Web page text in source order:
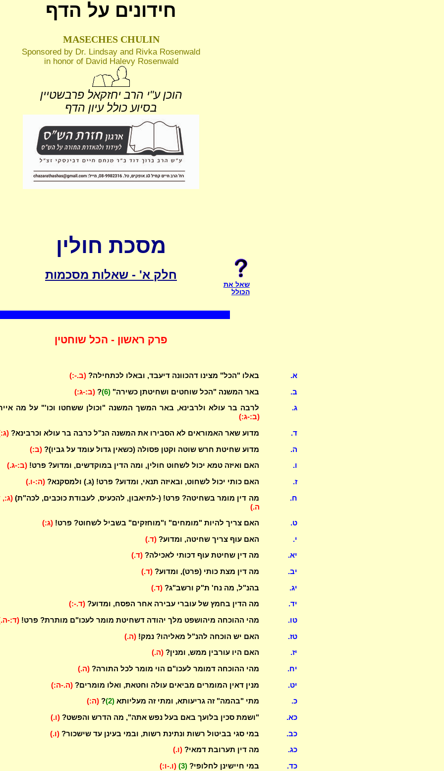
חידונים על הדף
MASECHES CHULIN
Sponsored by Dr. Lindsay and Rivka Rosenwald
in honor of David Halevy Rosenwald
הוכן ע"י הרב יחזקאל פרבשטיין
בסיוע כולל עיון הדף
מסכת חולין
חלק א' - שאלות מסכמות
שאל את
הכולל
פרק ראשון - הכל שוחטין
א. באלו "הכל" מצינו דהכוונה דיעבד, ובאלו לכתחילה?(ב.-:)
ב. באר המשנה "הכל שוחטים ושחיטתן כשירה"(6)
?(ב:-ג:)
ג.
לרבה בר עולא ולרבינא, באר המשך המשנה "וכולן ששחטו וכו'" על מה
(ב:-ג:)
ד. מדוע שאר האמוראים לא הסבירו את המשנה הנ"ל כרבה בר עולא וכרבינא?
ה. מדוע שחיטת חרש שוטה וקטן פסולה (כשאין גדול עומד על גביו)?(ב:)
ו. האם ואיזה טמא יכול לשחוט חולין, ומה הדין במוקדשים, ומדוע? פרט!(ב:-ג.)
ז. האם כותי יכול לשחוט, ובאיזה תנאי, ומדוע? פרט! (ג.) ולמסקנא?(ה:-ו.)
ח. מה דין מומר בשחיטה? פרט! (-לתיאבון, להכעיס, לעבודת כוכבים, לכה"ת)(ג:,
ה.)
ט. האם צריך להיות "מומחים" ו"מוחזקים" בשביל לשחוט? פרט!(ג:)
י. האם עוף צריך שחיטה, ומדוע?(ד.)
יא. מה דין שחיטת עוף דכותי לאכילה?(ד.)
יב. מה דין מצת כותי (פרט), ומדוע?(ד.)
יג. בהנ"ל, מה נח' ת"ק ורשב"ג?(ד.)
יד. מה הדין בחמץ של עוברי עבירה אחר הפסח, ומדוע?(ד.-:)
טו. מהי ההוכחה מיהושפט מלך יהודה דשחיטת מומר לעכו"ם מותרת? פרט!(ד:-
טז. האם יש הוכחה להנ"ל מאליהו? נמק!(ה.)
יז. האם היו עורבין ממש, ומנין?(ה.)
יח. מהי ההוכחה דמומר לעכו"ם הוי מומר לכל התורה?(ה.)
יט. מנין דאין המומרים מביאים עולה וחטאת, ואלו מומרים?(ה.-ה:)
כ. מתי "בהמה" זה גריעותא, ומתי זה מעליותא(2)
?(ה:)
כא. "ושמת סכין בלועך באם בעל נפש אתה", מה הדרש והפשט?(ו.)
כב. במי סגי בביטול רשות ונתינת רשות, ובמי בעינן עד שישכור?(ו.)
כג. מה דין תערובת דמאי?(ו.)
כד. במי חיישינן לחלופי?(3) (ו.-ו:)